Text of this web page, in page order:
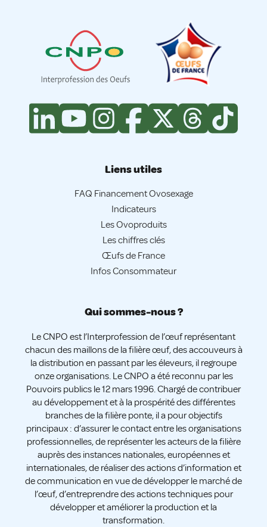
Liens utiles
FAQ Financement Ovosexage
Indicateurs
Les Ovoproduits
Les chiffres clés
Œufs de France
Infos Consommateur
Qui sommes-nous ?
Le CNPO est l’Interprofession de l’œuf représentant
chacun des maillons de la filière œuf, des accouveurs à
la distribution en passant par les éleveurs, il regroupe
onze organisations. Le CNPO a été reconnu par les
Pouvoirs publics le 12 mars 1996. Chargé de contribuer
au développement et à la prospérité des différentes
branches de la filière ponte, il a pour objectifs
principaux : d’assurer le contact entre les organisations
professionnelles, de représenter les acteurs de la filière
auprès des instances nationales, européennes et
internationales, de réaliser des actions d’information et
de communication en vue de développer le marché de
l’œuf, d’entreprendre des actions techniques pour
développer et améliorer la production et la
transformation.